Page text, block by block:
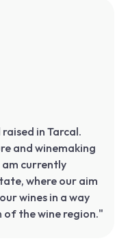
in Tarcal.
and winemaking
am currently
where our aim
wines in a way
the wine region."